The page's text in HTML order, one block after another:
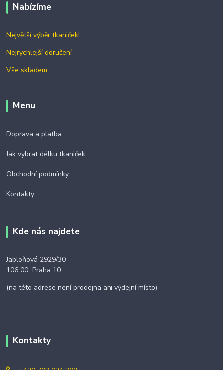
Nabízíme
Největší výběr tkaniček!
Nejrychlejší doručení
Vše skladem
Menu
Doprava a platba
Jak vybrat délku tkaniček
Obchodní podmínky
Kontakty
Kde nás najdete
Jabloňová 2929/30
106 00 Praha 10
(na této adrese není prodejna ani výdejní místo)
Kontakty